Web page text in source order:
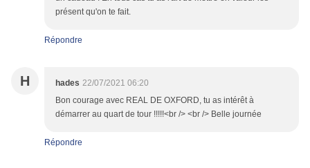
présent qu'on te fait.
Répondre
H hades 22/07/2021 06:20
Bon courage avec REAL DE OXFORD, tu as intérêt à
démarrer au quart de tour !!!!!<br /> <br /> Belle journée
Répondre